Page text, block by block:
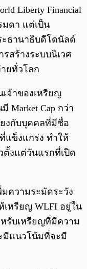
Liberty Financial
มดา แต่เป็น
ธานาธิบดีโดนัลด์
สร้างระบบนิเวศ
ยทั่วโลก
เจ้าของเหรียญ
Market Cap กว่า
งกับบุคคลที่มีชื่อ
แข็งแกร่ง ทำให้
ตั้งแต่วันแรกที่เปิด
ความระมัดระวัง
เหรียญ WLFI อยู่ใน
หรับเหรียญที่มีความ
มีแนวโน้มที่จะมี